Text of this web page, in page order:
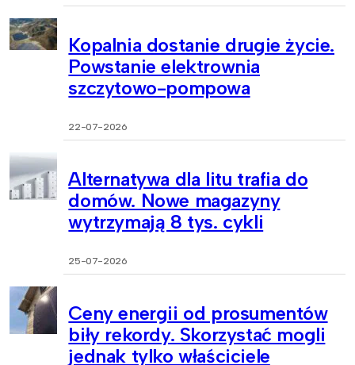
Kopalnia dostanie drugie życie.
Powstanie elektrownia
szczytowo-pompowa
22-07-2026
Alternatywa dla litu trafia do
domów. Nowe magazyny
wytrzymają 8 tys. cykli
25-07-2026
Ceny energii od prosumentów
biły rekordy. Skorzystać mogli
jednak tylko właściciele